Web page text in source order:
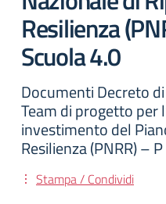
Resilienza
Scuola 4.0
Documenti Decreto
Team di progetto per
investimento del
Resilienza (PNRR) – P
Stampa / Condividi